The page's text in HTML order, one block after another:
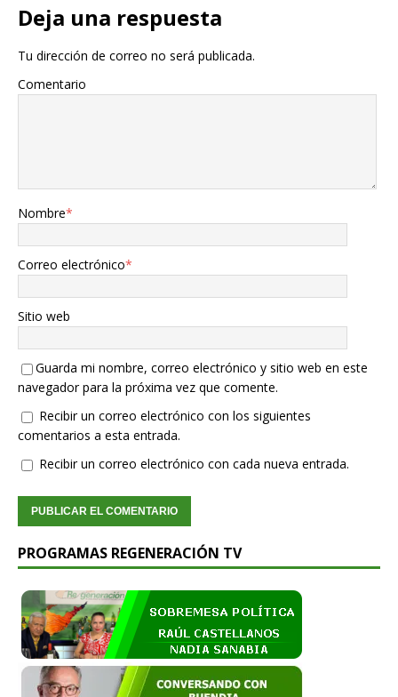
Deja una respuesta
Tu dirección de correo no será publicada.
Comentario
Nombre*
Correo electrónico*
Sitio web
Guarda mi nombre, correo electrónico y sitio web en este
navegador para la próxima vez que comente.
Recibir un correo electrónico con los siguientes
comentarios a esta entrada.
Recibir un correo electrónico con cada nueva entrada.
PROGRAMAS REGENERACIÓN TV